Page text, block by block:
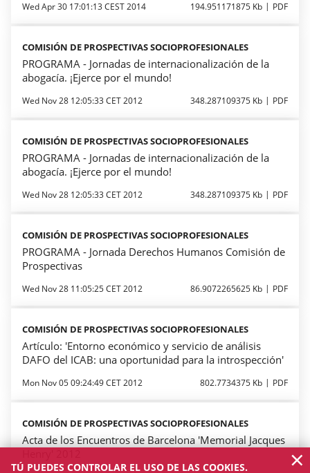
Wed Apr 30 17:01:13 CEST 2014 194.951171875 Kb PDF
COMISIÓN DE PROSPECTIVAS SOCIOPROFESIONALES
PROGRAMA - Jornadas de internacionalización de la
abogacía. ¡Ejerce por el mundo!
Wed Nov 28 12:05:33 CET 2012 348.287109375 Kb PDF
COMISIÓN DE PROSPECTIVAS SOCIOPROFESIONALES
PROGRAMA - Jornadas de internacionalización de la
abogacía. ¡Ejerce por el mundo!
Wed Nov 28 12:05:33 CET 2012 348.287109375 Kb PDF
COMISIÓN DE PROSPECTIVAS SOCIOPROFESIONALES
PROGRAMA - Jornada Derechos Humanos Comisión de
Prospectivas
Wed Nov 28 11:05:25 CET 2012 86.9072265625 Kb PDF
COMISIÓN DE PROSPECTIVAS SOCIOPROFESIONALES
Artículo: 'Entorno económico y servicio de análisis
DAFO del ICAB: una oportunidad para la introspección'
Mon Nov 05 09:24:49 CET 2012 802.7734375 Kb PDF
COMISIÓN DE PROSPECTIVAS SOCIOPROFESIONALES
Acta de los Encuentros de Barcelona 'Memorial Jacques
TÚ PUEDES CONTROLAR EL USO DE LAS COOKIES. ×